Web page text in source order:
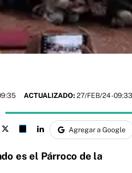
ACTUALIZADO: 27/FEB/24 - 09:33
Agregar a Google
es el Párroco de la